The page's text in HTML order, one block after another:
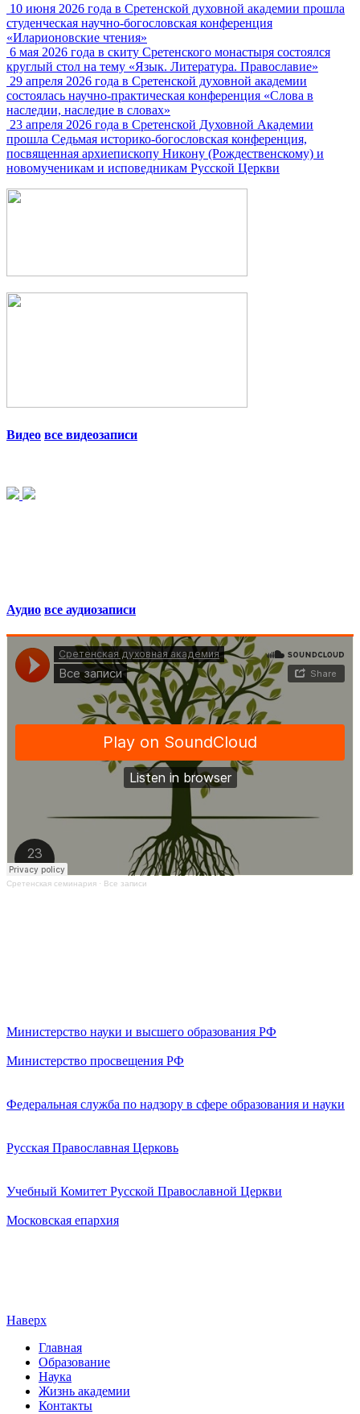
10 июня 2026 года в Сретенской духовной академии прошла
студенческая научно-богословская конференция
«Иларионовские чтения»
6 мая 2026 года в скиту Сретенского монастыря состоялся
круглый стол на тему «Язык. Литература. Православие»
29 апреля 2026 года в Сретенской духовной академии
состоялась научно-практическая конференция «Слова в
наследии, наследие в словах»
23 апреля 2026 года в Сретенской Духовной Академии
прошла Седьмая историко-богословская конференция,
посвященная архиепископу Никону (Рождественскому) и
новомученикам и исповедникам Русской Церкви
Видео все видеозаписи
Аудио все аудиозаписи
Сретенская семинария · Все записи
Министерство науки и высшего образования РФ
Министерство просвещения РФ
Федеральная служба по надзору в сфере образования и науки
Русская Православная Церковь
Учебный Комитет Русской Православной Церкви
Московская епархия
Наверх
Главная
Образование
Наука
Жизнь академии
Контакты